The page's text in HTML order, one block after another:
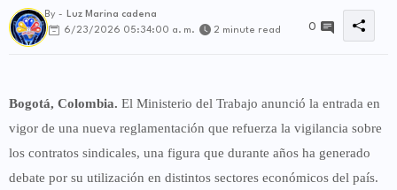
By -
Luz Marina cadena
6/23/2026 05:34:00 a. m.
2 minute read 0
Bogotá, Colombia. El Ministerio del Trabajo anunció la entrada en
vigor de una nueva reglamentación que refuerza la vigilancia sobre
los contratos sindicales, una figura que durante años ha generado
debate por su utilización en distintos sectores económicos del país.